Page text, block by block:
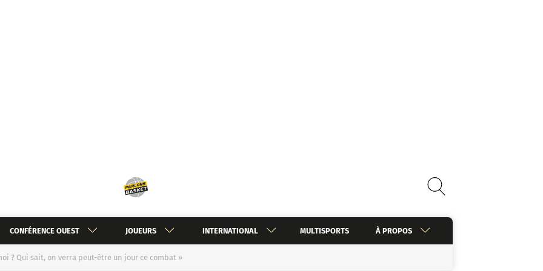
CONFÉRENCE OUEST JOUEURS INTERNATIONAL MULTISPORTS À PROPOS
? Qui sait, on verra peut-être un jour ce combat »